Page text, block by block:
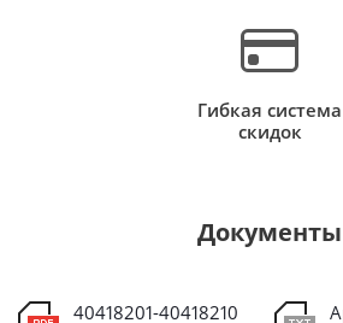
Гибкая система
скидок
Документы
40418201-40418210